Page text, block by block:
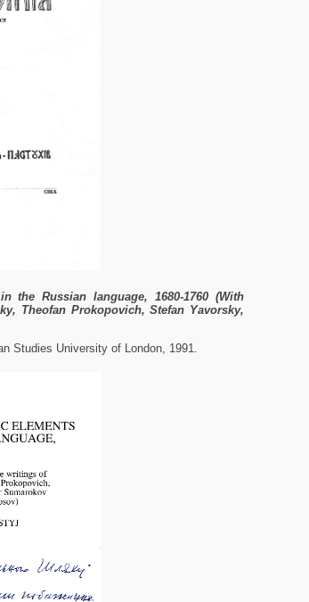
in the Russian language, 1680-1760 (With
Theofan Prokopovich, Stefan Yavorsky,
Studies University of London, 1991.